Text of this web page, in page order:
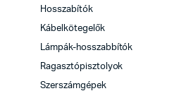
Hosszabítók
Kábelkötegelők
Lámpák-hosszabbítók
Ragasztópisztolyok
Szerszámgépek